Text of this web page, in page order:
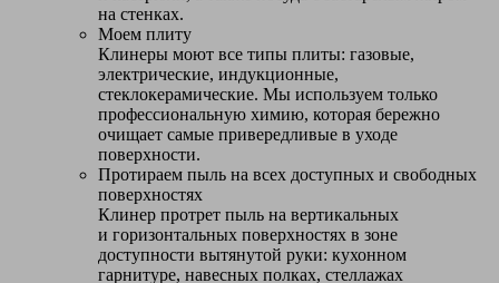
на стенках.
Моем плиту
Клинеры моют все типы плиты: газовые,
электрические, индукционные,
стеклокерамические. Мы используем только
профессиональную химию, которая бережно
очищает самые привередливые в уходе
поверхности.
Протираем пыль на всех доступных и свободных
поверхностях
Клинер протрет пыль на вертикальных
и горизонтальных поверхностях в зоне
доступности вытянутой руки: кухонном
гарнитуре, навесных полках, стеллажах